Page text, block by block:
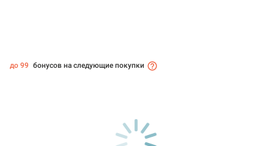
до 99 бонусов на следующие покупки